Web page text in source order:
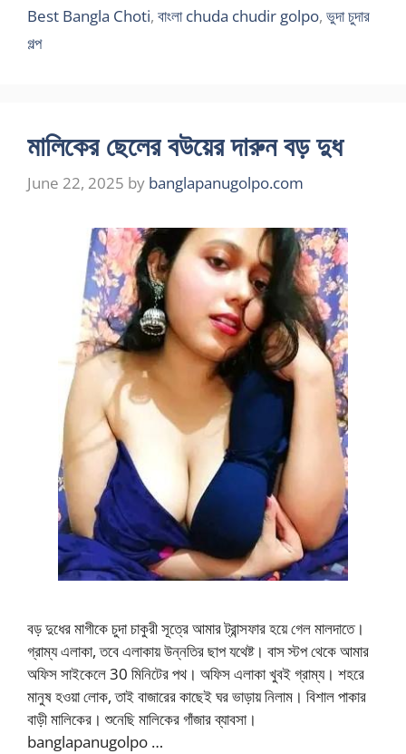
Best Bangla Choti, বাংলা chuda chudir golpo, ভুদা চুদার
গল্প
মালিকের ছেলের বউয়ের দারুন বড় দুধ
June 22, 2025 by banglapanugolpo.com
বড় দুধের মাগীকে চুদা চাকুরী সূত্রে আমার ট্রান্সফার হয়ে গেল মালদাতে।
গ্রাম্য এলাকা, তবে এলাকায় উন্নতির ছাপ যথেষ্ট। বাস স্টপ থেকে আমার
অফিস সাইকেলে 30 মিনিটের পথ। অফিস এলাকা খুবই গ্রাম্য। শহরে
মানুষ হওয়া লোক, তাই বাজারের কাছেই ঘর ভাড়ায় নিলাম। বিশাল পাকার
বাড়ী মালিকের। শুনেছি মালিকের গাঁজার ব্যাবসা।
banglapanugolpo …